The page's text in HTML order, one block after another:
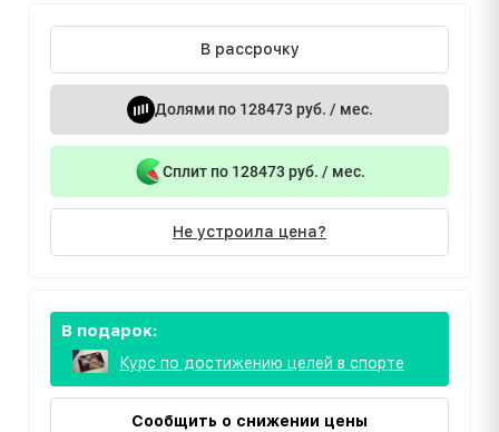
В рассрочку
Долями по 128473 руб. / мес.
Сплит по 128473 руб. / мес.
Не устроила цена?
В подарок:
Курс по достижению целей в спорте
Сообщить о снижении цены